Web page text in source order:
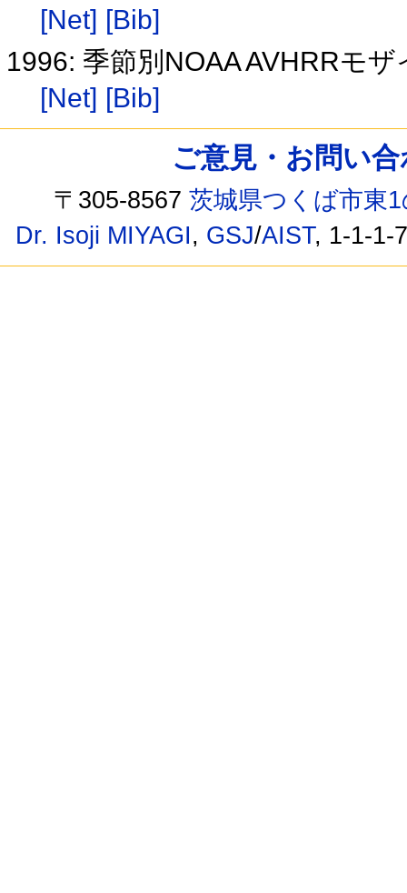
[Net] [Bib]
1996: 季節別NOAA AVHRRモ
[Net] [Bib]
ご意見・お問い
〒305-8567茨城県つくば市東
Dr. Isoji MIYAGI, GSJ/AIST, 1-1-1-